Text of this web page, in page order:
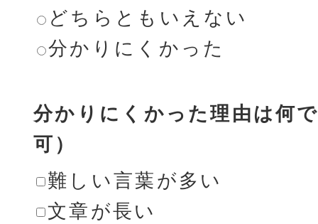
どちらともいえない
分かりにくかった
分かりにくかった理由は何
可）
難しい言葉が多い
文章が長い